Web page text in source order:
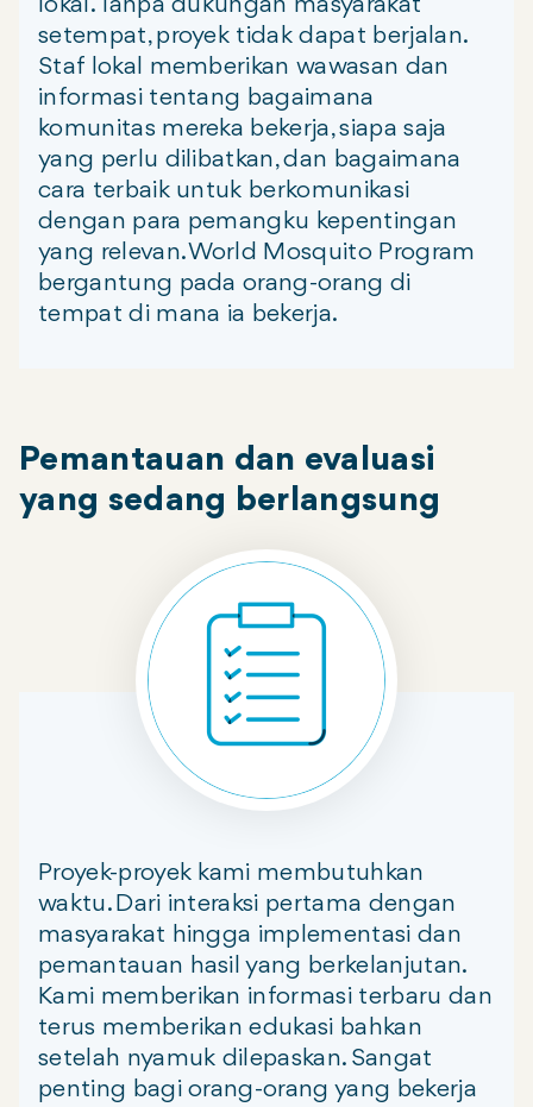
lokal. Tanpa dukungan masyarakat
setempat, proyek tidak dapat berjalan.
Staf lokal memberikan wawasan dan
informasi tentang bagaimana
komunitas mereka bekerja, siapa saja
yang perlu dilibatkan, dan bagaimana
cara terbaik untuk berkomunikasi
dengan para pemangku kepentingan
yang relevan. World Mosquito Program
bergantung pada orang-orang di
tempat di mana ia bekerja.
Pemantauan dan evaluasi
yang sedang berlangsung
Proyek-proyek kami membutuhkan
waktu. Dari interaksi pertama dengan
masyarakat hingga implementasi dan
pemantauan hasil yang berkelanjutan.
Kami memberikan informasi terbaru dan
terus memberikan edukasi bahkan
setelah nyamuk dilepaskan. Sangat
penting bagi orang-orang yang bekerja